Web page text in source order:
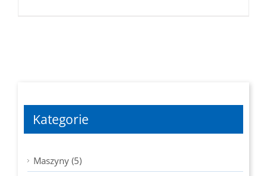
Kategorie
Maszyny (5)